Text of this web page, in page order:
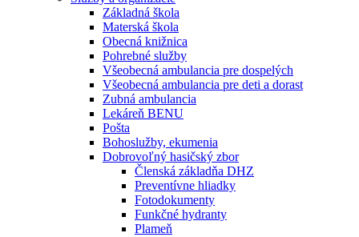
Základná škola
Materská škola
Obecná knižnica
Pohrebné služby
Všeobecná ambulancia pre dospelých
Všeobecná ambulancia pre deti a dorast
Zubná ambulancia
Lekáreň BENU
Pošta
Bohoslužby, ekumenia
Dobrovoľný hasičský zbor
Členská základňa DHZ
Preventívne hliadky
Fotodokumenty
Funkčné hydranty
Plameň